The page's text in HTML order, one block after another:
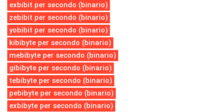
exbibit per secondo (binario)
zebibit per secondo (binario)
yobibit per secondo (binario)
kibibyte per secondo (binario)
mebibyte per secondo (binario)
gibibyte per secondo (binario)
tebibyte per secondo (binario)
pebibyte per secondo (binario)
exbibyte per secondo (binario)